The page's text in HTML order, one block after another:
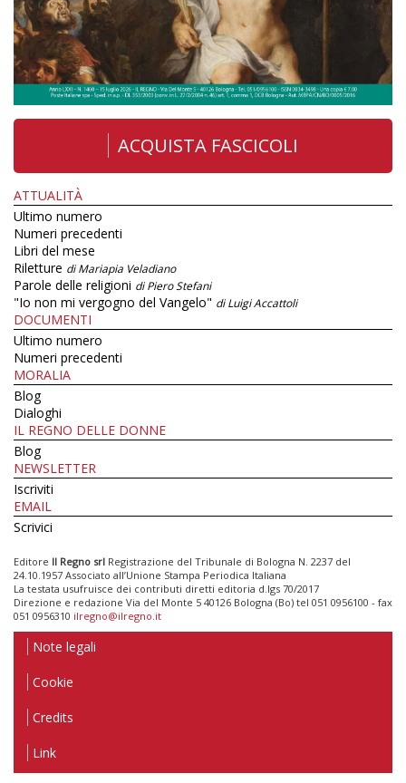
ACQUISTA FASCICOLI
ATTUALITÀ
Ultimo numero
Numeri precedenti
Libri del mese
Riletture di Mariapia Veladiano
Parole delle religioni di Piero Stefani
"Io non mi vergogno del Vangelo" di Luigi Accattoli
DOCUMENTI
Ultimo numero
Numeri precedenti
MORALIA
Blog
Dialoghi
IL REGNO DELLE DONNE
Blog
NEWSLETTER
Iscriviti
EMAIL
Scrivici
Editore Il Regno srl Registrazione del Tribunale di Bologna N. 2237 del
24.10.1957 Associato all’Unione Stampa Periodica Italiana
La testata usufruisce dei contributi diretti editoria d.lgs 70/2017
Direzione e redazione Via del Monte 5 40126 Bologna (Bo) tel 051 0956100 - fax
051 0956310 ilregno@ilregno.it
Note legali
Cookie
Credits
Link